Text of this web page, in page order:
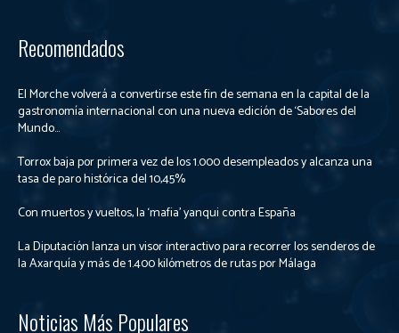
Recomendados
El Morche volverá a convertirse este fin de semana en la capital de la
gastronomía internacional con una nueva edición de ‘Sabores del
Mundo...
Torrox baja por primera vez de los 1.000 desempleados y alcanza una
tasa de paro histórica del 10,45%
Con muertos y vueltos, la ‘mafia’ yanqui contra España
La Diputación lanza un visor interactivo para recorrer los senderos de
la Axarquía y más de 1.400 kilómetros de rutas por Málaga
Noticias Más Populares